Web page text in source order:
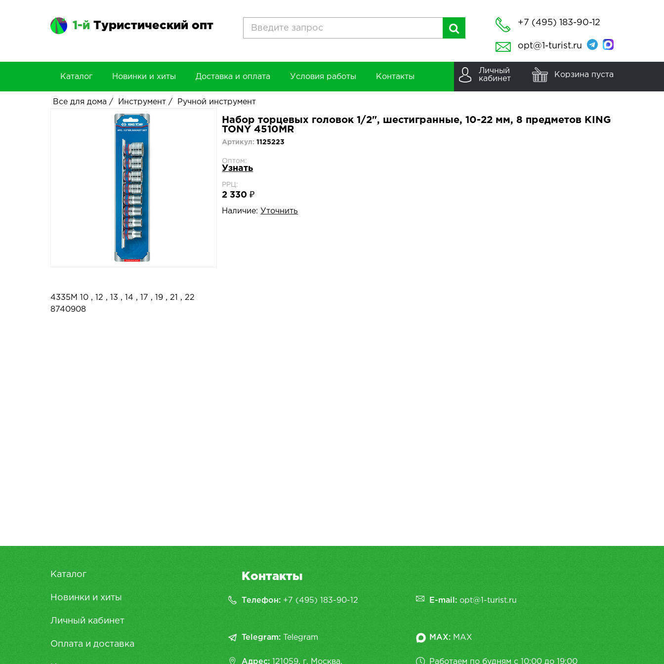
1-й Туристический опт +7 (495) 183-90-12
opt@1-turist.ru
Каталог Новинки и хиты Доставка и оплата Условия работы Контакты
Личный
кабинет
Корзина пуста
Все для дома / Инструмент / Ручной инструмент
Набор торцевых головок 1/2", шестигранные, 10-22 мм, 8 предметов KING
TONY 4510MR
Артикул:1125223
Оптом:
Узнать
РРЦ:
2 330 ₽
Наличие: Уточнить
4335M 10 , 12 , 13 , 14 , 17 , 19 , 21 , 22
8740908
Каталог
Новинки и хиты
Личный кабинет
Оплата и доставка
Контакты
Телефон: +7 (495) 183-90-12 E-mail: opt@1-turist.ru
Telegram: Telegram MAX: MAX
Адрес: 121059, г. Москва, Работаем по будням с 10:00 до 19:00